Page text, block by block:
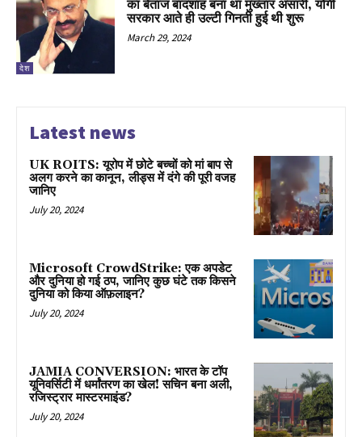
देश
का बेताज बादशाह बना था मुख्तार अंसारी, योगी
सरकार आते ही उल्टी गिनती हुई थी शुरू
March 29, 2024
Latest news
UK ROITS: यूरोप में छोटे बच्चों को मां बाप से
अलग करने का कानून, लीड्स में दंगे की पूरी वजह
जानिए
July 20, 2024
Microsoft CrowdStrike: एक अपडेट
और दुनिया हो गई ठप, जानिए कुछ घंटे तक किसने
दुनिया को किया ऑफ़लाइन?
July 20, 2024
JAMIA CONVERSION: भारत के टॉप
यूनिवर्सिटी में धर्मांतरण का खेल! सचिन बना अली,
रजिस्ट्रार मास्टरमाइंड?
July 20, 2024